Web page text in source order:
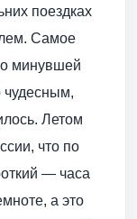
поездках
Самое
минувшей
Летом
что по
— часа
а это